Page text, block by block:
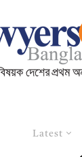
Latest